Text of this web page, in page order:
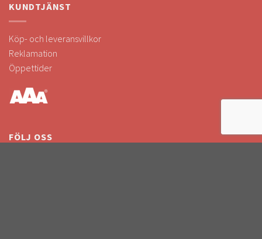
KUNDTJÄNST
Köp- och leveransvillkor
Reklamation
Öppettider
FÖLJ OSS